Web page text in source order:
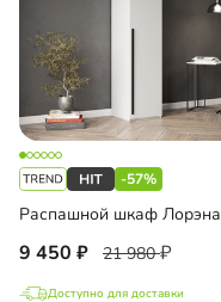
гармошка
шкаф
шкаф угловой
-57%
Распашной шкаф
9 450 21 980
Доступно для доставки